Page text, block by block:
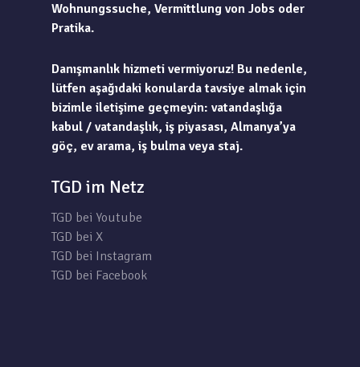
Wohnungssuche, Vermittlung von Jobs oder
Pratika.
Danışmanlık hizmeti vermiyoruz! Bu nedenle,
lütfen aşağıdaki konularda tavsiye almak için
bizimle iletişime geçmeyin: vatandaşlığa
kabul / vatandaşlık, iş piyasası, Almanya’ya
göç, ev arama, iş bulma veya staj.
TGD im Netz
TGD bei Youtube
TGD bei X
TGD bei Instagram
TGD bei Facebook